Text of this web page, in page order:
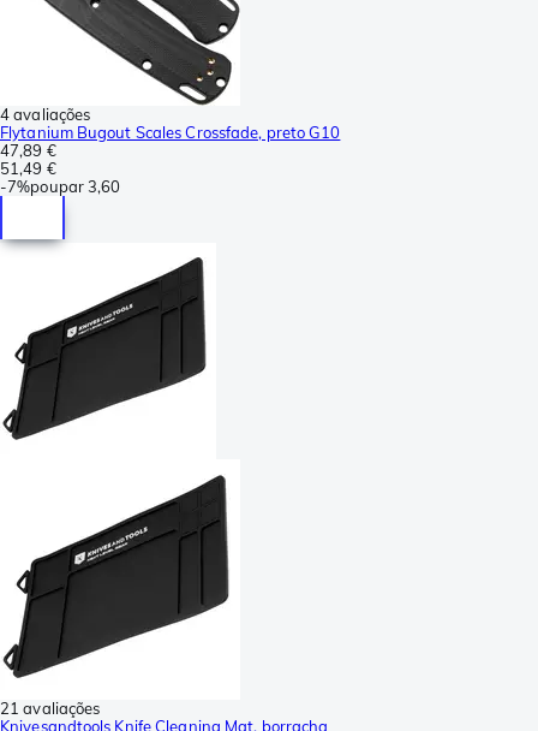
4 avaliações
Flytanium Bugout Scales Crossfade, preto G10
47,89 €
51,49 €
-7%poupar3,60
21 avaliações
Knivesandtools Knife Cleaning Mat, borracha